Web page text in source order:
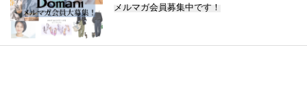
メルマガ会員募集中です！